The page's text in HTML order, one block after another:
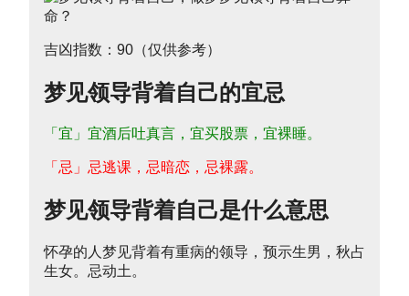
吉凶指数：90（仅供参考）
梦见领导背着自己的宜忌
「宜」宜酒后吐真言，宜买股票，宜裸睡。
「忌」忌逃课，忌暗恋，忌裸露。
梦见领导背着自己是什么意思
怀孕的人梦见背着有重病的领导，预示生男，秋占
生女。忌动土。